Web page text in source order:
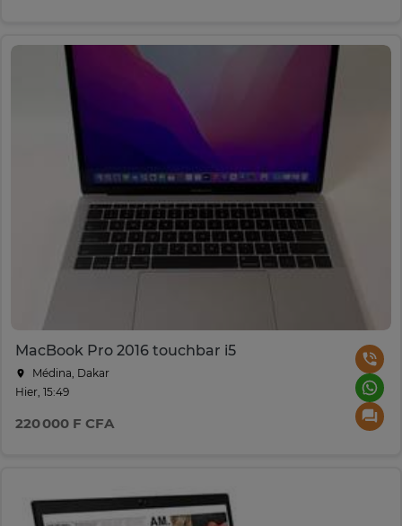
MacBook Pro 2016 touchbar i5
Médina, Dakar
Hier, 15:49
220 000 F CFA